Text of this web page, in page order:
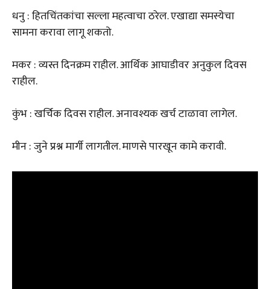
धनु : हितचिंतकांचा सल्ला महत्वाचा ठरेल. एखाद्या समस्येचा
सामना करावा लागू शकतो.
मकर : व्यस्त दिनक्रम राहील. आर्थिक आघाडीवर अनुकुल दिवस
राहील.
कुंभ : खर्चिक दिवस राहील. अनावश्यक खर्च टाळावा लागेल.
मीन : जुने प्रश्न मार्गी लागतील. माणसे पारखून कामे करावी.